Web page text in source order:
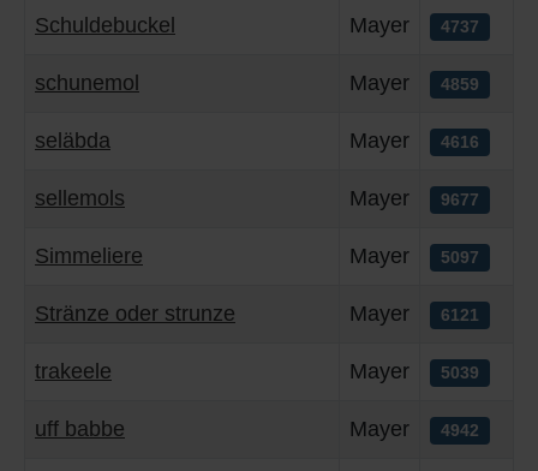
Schuldebuckel Mayer 4737
schunemol Mayer 4859
seläbda Mayer 4616
sellemols Mayer 9677
Simmeliere Mayer 5097
Stränze oder strunze Mayer 6121
trakeele Mayer 5039
uff babbe Mayer 4942